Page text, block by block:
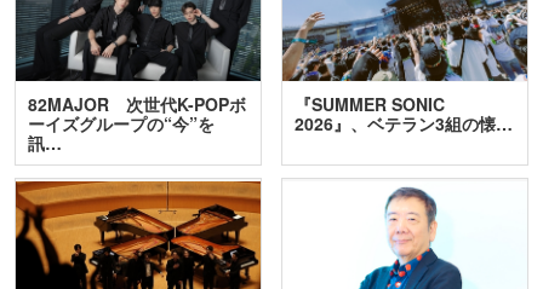
82MAJOR 次世代K-POPボ
ーイズグループの“今”を
訊…
『SUMMER SONIC
2026』、ベテラン3組の懐…